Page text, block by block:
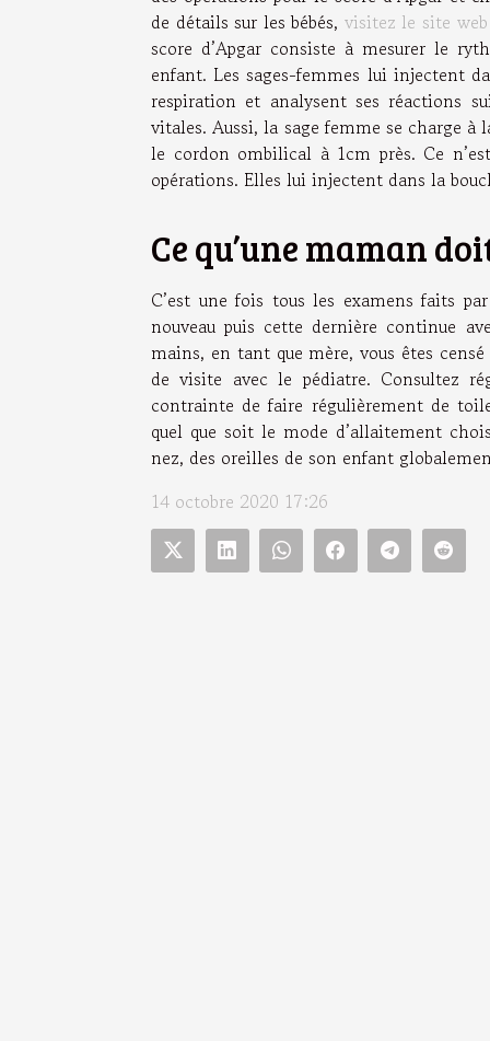
de détails sur les bébés, visitez le site web
score d’Apgar consiste à mesurer le
enfant. Les sages-femmes lui injectent
respiration et analysent ses réactions
vitales. Aussi, la sage femme se charge à
le cordon ombilical à 1cm près. Ce
opérations. Elles lui injectent dans la
Ce qu’une maman
C’est une fois tous les examens faits
nouveau puis cette dernière continue
mains, en tant que mère, vous êtes
de visite avec le pédiatre. Consultez
contrainte de faire régulièrement de
quel que soit le mode d’allaitement
nez, des oreilles de son enfant
14 octobre 2020 17:26